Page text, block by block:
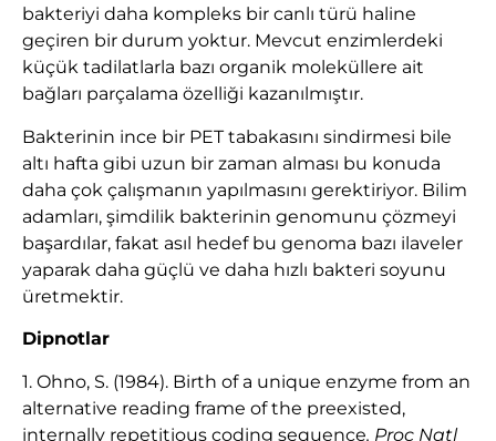
bakteriyi daha kompleks bir canlı türü haline
geçiren bir durum yoktur. Mevcut enzimlerdeki
küçük tadilatlarla bazı organik moleküllere ait
bağları parçalama özelliği kazanılmıştır.
Bakterinin ince bir PET tabakasını sindirmesi bile
altı hafta gibi uzun bir zaman alması bu konuda
daha çok çalışmanın yapılmasını gerektiriyor. Bilim
adamları, şimdilik bakterinin genomunu çözmeyi
başardılar, fakat asıl hedef bu genoma bazı ilaveler
yaparak daha güçlü ve daha hızlı bakteri soyunu
üretmektir.
Dipnotlar
1. Ohno, S. (1984). Birth of a unique enzyme from an
alternative reading frame of the preexisted,
internally repetitious coding sequence. Proc Natl